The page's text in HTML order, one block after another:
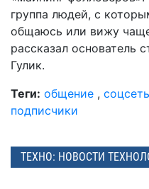
группа людей, с
общаюсь или вижу
рассказал основатель
Гулик.
Теги: общение , соцсеть
подписчики
ТЕХНО: НОВОСТИ